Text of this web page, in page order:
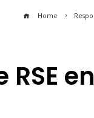
Home
RSE